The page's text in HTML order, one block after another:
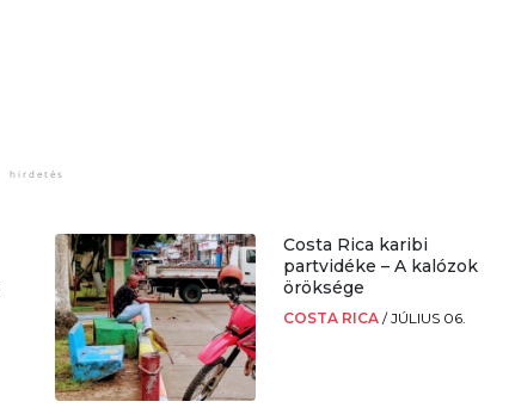
Costa Rica karibi
partvidéke – A kalózok
öröksége
COSTA RICA /JÚLIUS 06.